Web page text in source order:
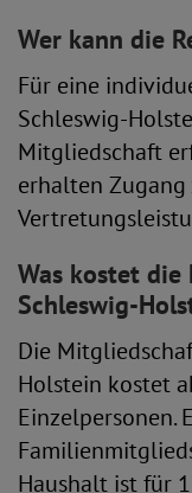
Wer kann die
Für eine
Schleswig-
Mitgliedschaft
erhalten
Was kostet
Schleswig-
Die
Holstein kostet
Einzelpersonen.
Haushalt ist für